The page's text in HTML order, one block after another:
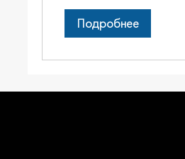
Подробнее